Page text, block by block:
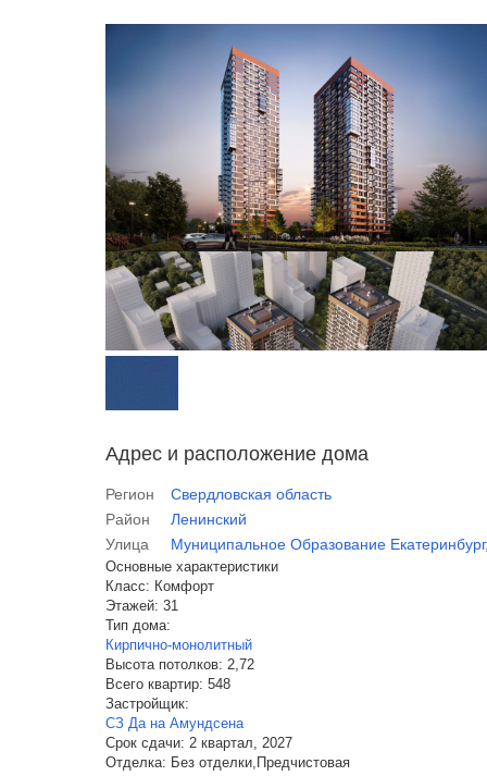
Адрес и расположение дома
Регион
Свердловская область
Район
Ленинский
Улица
Муниципальное Образование Екатеринбург,
Основные характеристики
Класс: Комфорт
Этажей: 31
Тип дома:
Кирпично-монолитный
Высота потолков: 2,72
Всего квартир: 548
Застройщик:
СЗ Да на Амундсена
Срок сдачи: 2 квартал, 2027
Отделка: Без отделки,Предчистовая